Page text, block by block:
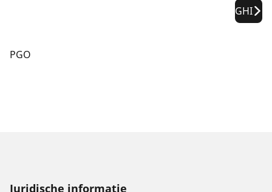
GHI
PGO
Juridische informatie